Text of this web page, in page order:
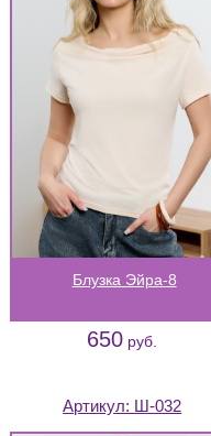
Блузка Эйра-8
650 руб.
Артикул: Ш-032